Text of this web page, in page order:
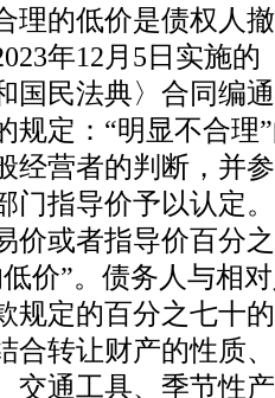
理的低价是债权人
年12月5日实施
国民法典〉合同编
规定：“明显不合理
经营者的判断，并
门指导价予以认定
价或者指导价百分
价”。债务人与相
规定的百分之七十
转让财产的性质、
交通工具、季节性